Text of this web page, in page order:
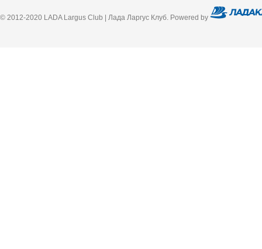
© 2012-2020 LADA Largus Club | Лада Ларгус Клуб. Powered by